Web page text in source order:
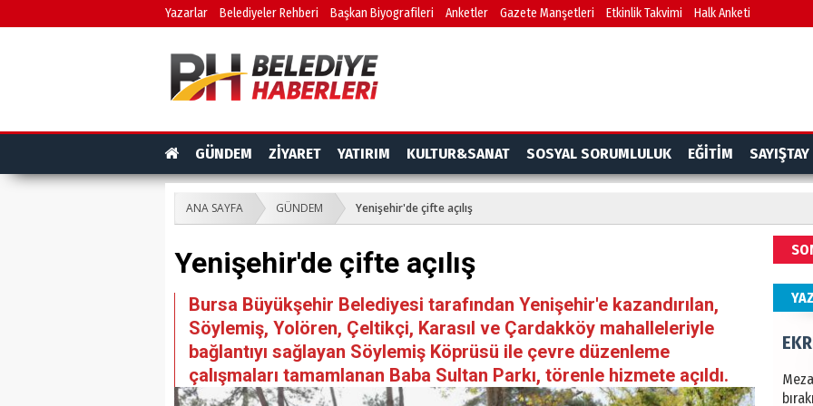
Yazarlar Belediyeler Rehberi Başkan Biyografileri Anketler Gazete Manşetleri Etkinlik Takvimi Halk Anketi
GÜNDEM ZİYARET YATIRIM KULTUR&SANAT SOSYAL SORUMLULUK EĞİTİM SAYIŞTAY
ANA SAYFA GÜNDEM Yenişehir'de çifte açılış
Yenişehir'de çifte açılış
Bursa Büyükşehir Belediyesi tarafından Yenişehir'e kazandırılan,
Söylemiş, Yolören, Çeltikçi, Karasıl ve Çardakköy mahalleleriyle
bağlantıyı sağlayan Söylemiş Köprüsü ile çevre düzenleme
çalışmaları tamamlanan Baba Sultan Parkı, törenle hizmete açıldı.